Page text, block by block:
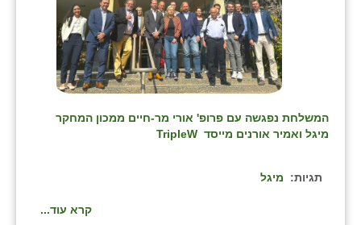
המשלחת נפגשה עם פרופ' אורי מר-חיים ממכון המחקר
מיגל ואמיר אורנים מייסד
תגיות: מיגל
קרא עוד...